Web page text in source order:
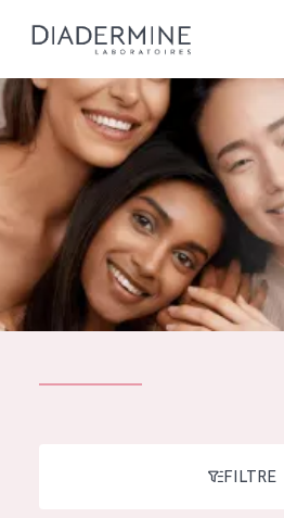
SOLUTIONS POUR LA PEAU
TOUS LES PRODUIT
Tous les Produit
ACCUEIL
Composition
À propos
Conseils Beauté
FILTRE